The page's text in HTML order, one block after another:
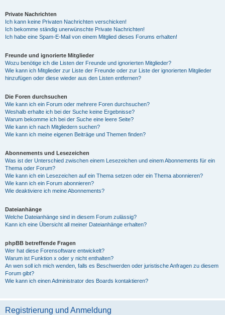
Private Nachrichten
Ich kann keine Privaten Nachrichten verschicken!
Ich bekomme ständig unerwünschte Private Nachrichten!
Ich habe eine Spam-E-Mail von einem Mitglied dieses Forums erhalten!
Freunde und ignorierte Mitglieder
Wozu benötige ich die Listen der Freunde und ignorierten Mitglieder?
Wie kann ich Mitglieder zur Liste der Freunde oder zur Liste der ignorierten Mitglieder
hinzufügen oder diese wieder aus den Listen entfernen?
Die Foren durchsuchen
Wie kann ich ein Forum oder mehrere Foren durchsuchen?
Weshalb erhalte ich bei der Suche keine Ergebnisse?
Warum bekomme ich bei der Suche eine leere Seite?
Wie kann ich nach Mitgliedern suchen?
Wie kann ich meine eigenen Beiträge und Themen finden?
Abonnements und Lesezeichen
Was ist der Unterschied zwischen einem Lesezeichen und einem Abonnements für ein
Thema oder Forum?
Wie kann ich ein Lesezeichen auf ein Thema setzen oder ein Thema abonnieren?
Wie kann ich ein Forum abonnieren?
Wie deaktiviere ich meine Abonnements?
Dateianhänge
Welche Dateianhänge sind in diesem Forum zulässig?
Kann ich eine Übersicht all meiner Dateianhänge erhalten?
phpBB betreffende Fragen
Wer hat diese Forensoftware entwickelt?
Warum ist Funktion x oder y nicht enthalten?
An wen soll ich mich wenden, falls es Beschwerden oder juristische Anfragen zu diesem
Forum gibt?
Wie kann ich einen Administrator des Boards kontaktieren?
Registrierung und Anmeldung